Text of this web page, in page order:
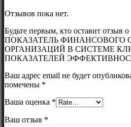
Отзывов пока нет.
Будьте первым, кто оставит
ПОКАЗАТЕЛЬ ФИНАНСОВОГО
ОРГАНИЗАЦИЙ В СИСТЕМЕ
ПОКАЗАТЕЛЕЙ
Ваш адрес email не будет
помечены *
Ваша оценка *
Ваш отзыв *